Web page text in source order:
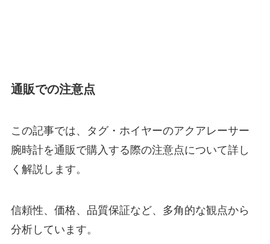
通販での注意点
この記事では、タグ・ホイヤーのアクアレーサー
腕時計を通販で購入する際の注意点について詳し
く解説します。
信頼性、価格、品質保証など、多角的な観点から
分析しています。